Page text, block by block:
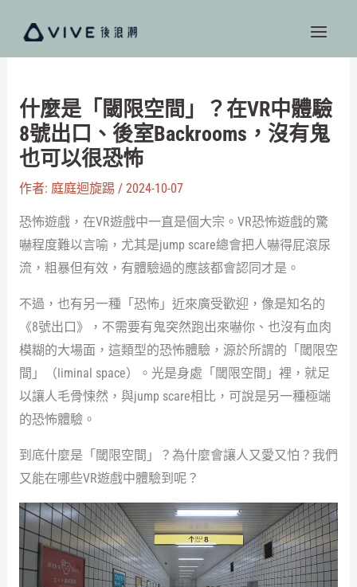
主
什麼是「閾限空間」？在VR中體驗
8號出口、後室Backrooms，沒有鬼
也可以很恐怖
作者: 庭庭迴旋踢 / 2024-10-07
恐怖遊戲，在VR遊戲中一直是個大宗。VR恐怖遊戲的驚
嚇程度難以言喻，尤其是jump scare總會把人嚇得屁滾尿
流，粗暴但有效，有體驗過的應該都會認同才是。
不過，也有另一種「恐怖」近來廣受歡迎，像是知名的
《8號出口》，不需要有鬼突然跑出來嚇你、也沒有血肉
模糊的大場面，這類型的恐怖體驗，源於所謂的「閾限空
間」（liminal space）。光是身處「閾限空間」裡，就足
以讓人毛骨悚然，與jump scare相比，可說是另一種極端
的恐怖體驗。
到底什麼是「閾限空間」？為什麼會讓人又愛又怕？我們
又能在哪些VR遊戲中體驗到呢？